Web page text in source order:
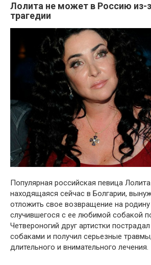
Лолита не может в Россию из-
трагедии
Популярная российская певица
находящаяся сейчас в Болгарии,
отложить свое возвращение на родину
случившегося с ее любимой собакой
Четвероногий друг артистки
собаками и получил серьезные
длительного и внимательного лечения.